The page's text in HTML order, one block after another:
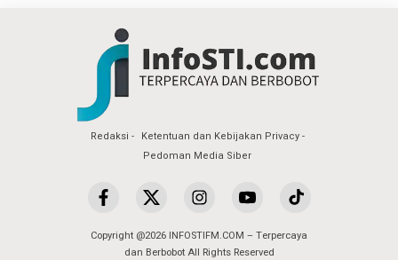
Redaksi
Ketentuan dan Kebijakan Privacy
Pedoman Media Siber
Copyright @2026 INFOSTIFM.COM – Terpercaya
dan Berbobot All Rights Reserved